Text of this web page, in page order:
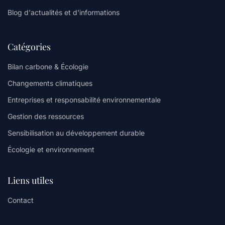
Blog d'actualités et d'informations
Catégories
Bilan carbone & Écologie
Changements climatiques
Entreprises et responsabilité environnementale
Gestion des ressources
Sensibilisation au développement durable
Écologie et environnement
Liens utiles
Contact